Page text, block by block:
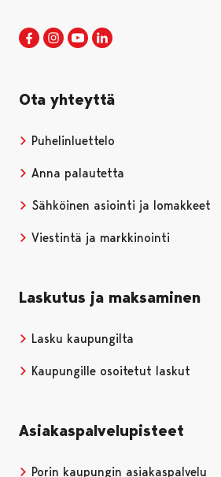
Porin kaupunki Facebookissa
Avautuu uudessa välilehdessä
Porin kaupunki Instagramissa
Avautuu uudessa
Porin kaupunki
Avautuu uudessa
Ota yhteyttä
Puhelinluettelo
Anna palautetta
Sähköinen asiointi ja lomakkeet
Viestintä ja markkinointi
Laskutus ja maksaminen
Lasku kaupungilta
Kaupungille osoitetut laskut
Asiakaspalvelupisteet
Porin kaupungin asiakaspalvelu